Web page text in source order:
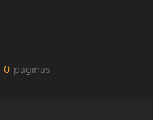
0 paginas